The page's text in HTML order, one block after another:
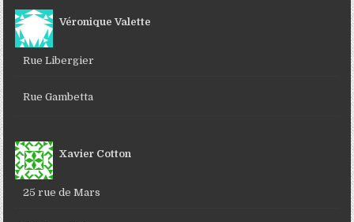
Véronique Valette
Rue Libergier
Rue Gambetta
Xavier Cotton
25 rue de Mars